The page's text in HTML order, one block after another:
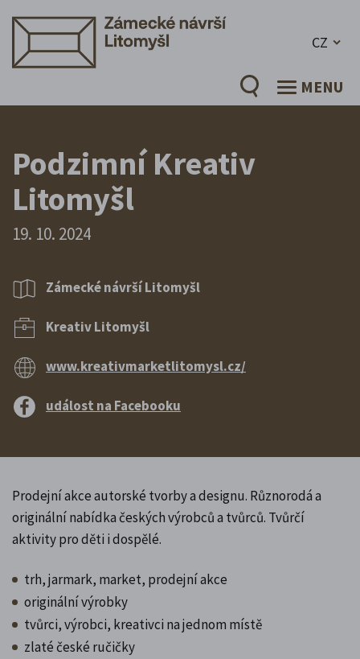
CZ
MENU
Podzimní Kreativ
Litomyšl
19. 10. 2024
Zámecké návrší Litomyšl
Kreativ Litomyšl
www.kreativmarketlitomysl.cz/
událost na Facebooku
Prodejní akce autorské tvorby a designu. Různorodá a
originální nabídka českých výrobců a tvůrců. Tvůrčí
aktivity pro děti i dospělé.
trh, jarmark, market, prodejní akce
originální výrobky
tvůrci, výrobci, kreativci na jednom místě
zlaté české ručičky